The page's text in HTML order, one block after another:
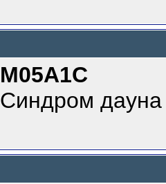
M05A1C
Синдром